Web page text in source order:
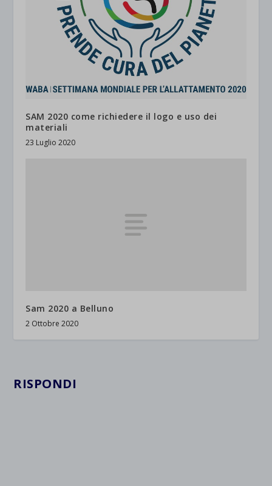
SAM 2020 come richiedere il logo e uso dei
materiali
23 Luglio 2020
Sam 2020 a Belluno
2 Ottobre 2020
RISPONDI